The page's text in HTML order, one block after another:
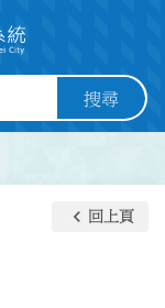
搜尋
keyboard_arrow_left 回上頁